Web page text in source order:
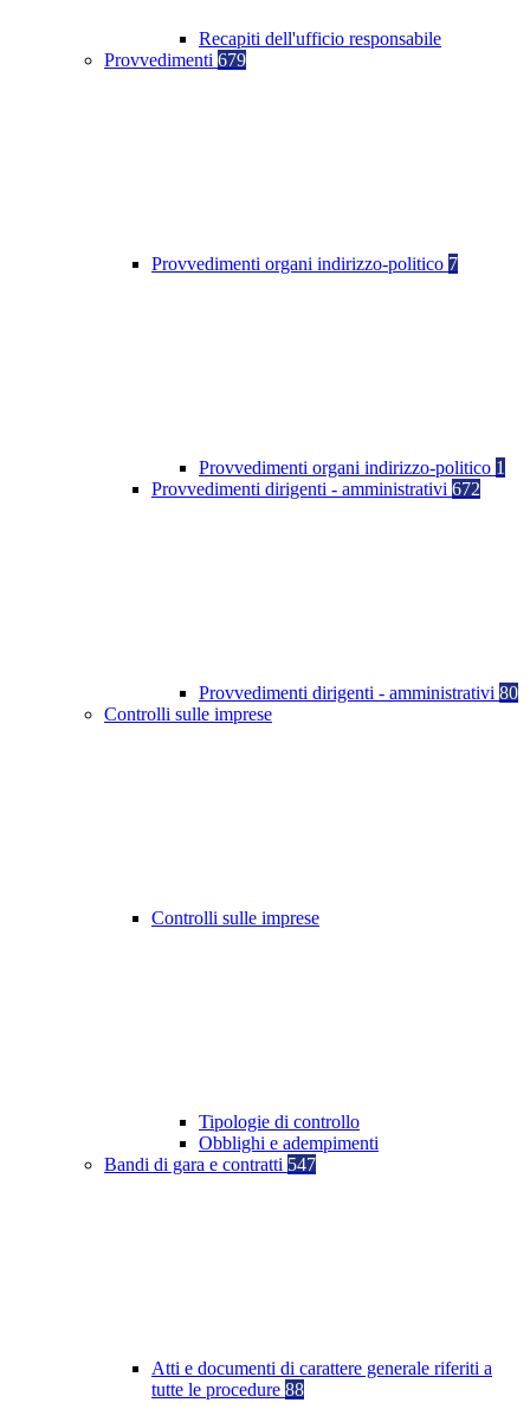
Recapiti dell'ufficio responsabile
Provvedimenti 679
Provvedimenti organi indirizzo-politico 7
Provvedimenti organi indirizzo-politico 1
Provvedimenti dirigenti - amministrativi 672
Provvedimenti dirigenti - amministrativi 80
Controlli sulle imprese
Controlli sulle imprese
Tipologie di controllo
Obblighi e adempimenti
Bandi di gara e contratti 547
Atti e documenti di carattere generale riferiti a
tutte le procedure 88